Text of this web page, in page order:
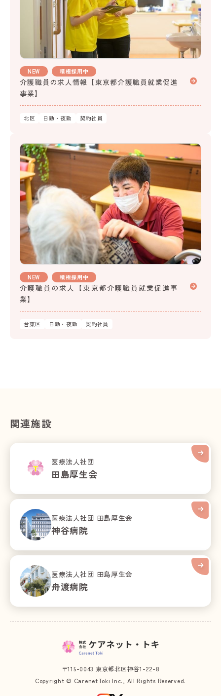
NEW 積極採用中
介護職員の求人情報【東京都介護職員就業促進
事業】
北区 日勤・夜勤 契約社員
NEW 積極採用中
介護職員の求人【東京都介護職員就業促進事
業】
台東区 日勤・夜勤 契約社員
関連施設
医療法人社団
田島厚生会
医療法人社団 田島厚生会
神谷病院
医療法人社団 田島厚生会
舟渡病院
〒115-0043 東京都北区神谷1-22-8
Copyright © CarenetToki Inc., All Rights Reserved.